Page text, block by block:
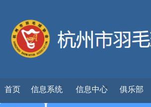
首页 信息系统 信息中心 俱乐部